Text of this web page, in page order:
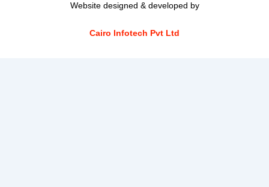
Website designed & developed by
Cairo Infotech Pvt Ltd